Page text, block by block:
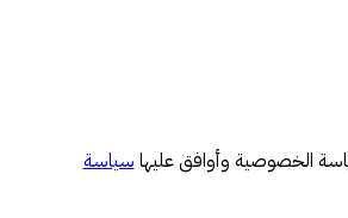
الخصوصية وأوافق عليها سياسة